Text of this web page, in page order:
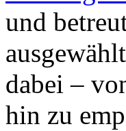
und
dabei –
hin zu